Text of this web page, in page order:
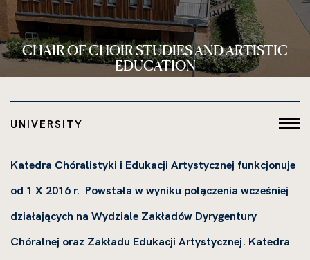
CHAIR OF CHOIR STUDIES AND ARTISTIC
EDUCATION
UNIVERSITY
Katedra Chóralistyki i Edukacji Artystycznej funkcjonuje
od 1 X 2016 r. Powstała w wyniku połączenia wcześniej
działających na Wydziale Zakładów Dyrygentury
Chóralnej oraz Zakładu Edukacji Artystycznej. Katedra